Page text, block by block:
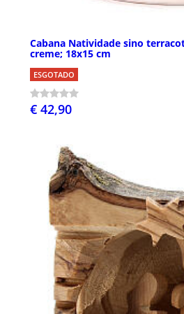
Cabana Natividade sino
creme; 18x15 cm
ESGOTADO
€ 42,90